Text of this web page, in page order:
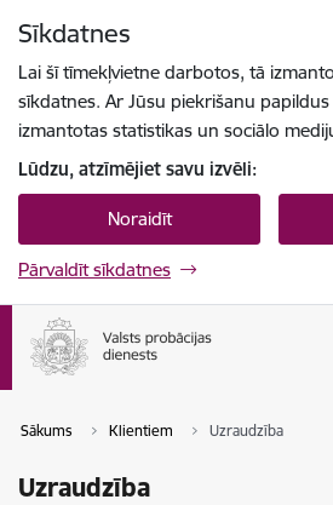
Sīkdatnes
Lai šī tīmekļvietne darbotos, tā
sīkdatnes. Ar Jūsu piekrišanu
izmantotas statistikas un sociālo
Lūdzu, atzīmējiet savu izvēli:
Noraidīt
Pārvaldīt sīkdatnes
Sākums Klientiem Uzraudzība
Uzraudzība